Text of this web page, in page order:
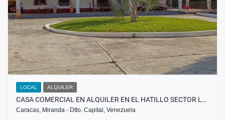
LOCAL ALQUILER
CASA COMERCIAL EN ALQUILER EN EL HATILLO SECTOR L…
Caracas, Miranda - Dtto. Capital, Venezuela